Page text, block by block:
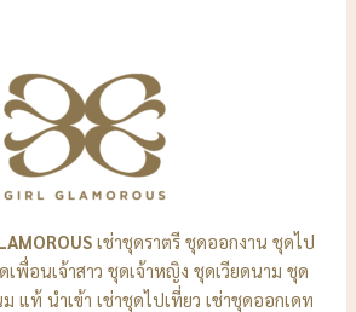
เช่าชุดราตรี ชุดออกงาน ชุดไป
เพื่อนเจ้าสาว ชุดเจ้าหญิง ชุดเวียดนาม ชุด
แท้ นำเข้า เช่าชุดไปเที่ยว เช่าชุดออกเดท